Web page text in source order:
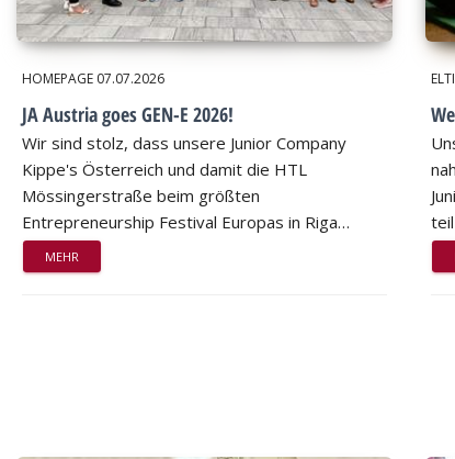
HOMEPAGE 07.07.2026
JA Austria goes GEN-E 2026!
Wir sind stolz, dass unsere Junior Company
Kippe's Österreich und damit die HTL
Mössingerstraße beim größten
Entrepreneurship Festival Europas in Riga…
MEHR